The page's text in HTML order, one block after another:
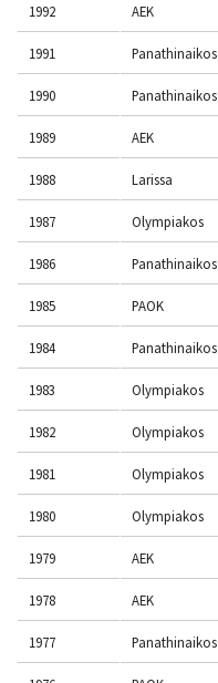
1992 AEK
1991 Panathinaikos
1990 Panathinaikos
1989 AEK
1988 Larissa
1987 Olympiakos
1986 Panathinaikos
1985 PAOK
1984 Panathinaikos
1983 Olympiakos
1982 Olympiakos
1981 Olympiakos
1980 Olympiakos
1979 AEK
1978 AEK
1977 Panathinaikos